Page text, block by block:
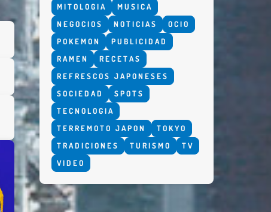
MITOLOGIA
MUSICA
NEGOCIOS
NOTICIAS
OCIO
POKEMON
PUBLICIDAD
RAMEN
RECETAS
REFRESCOS JAPONESES
SOCIEDAD
SPOTS
TECNOLOGIA
TERREMOTO JAPON
TOKYO
TRADICIONES
TURISMO
TV
VIDEO